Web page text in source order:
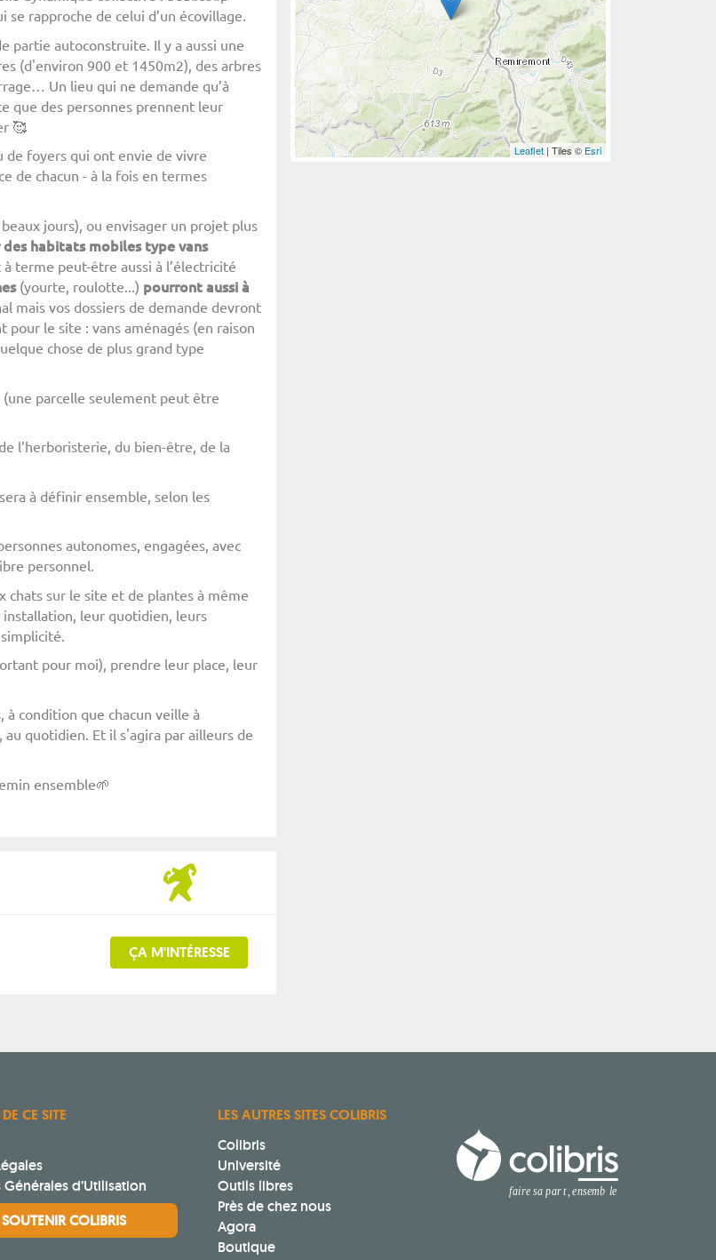
rapproche de celui d’un écovillage.
partie autoconstruite. Il y a aussi une
(d'environ 900 et 1450m2), des arbres
Un lieu qui ne demande qu’à
que des personnes prennent leur
🥰
de foyers qui ont envie de vivre
de chacun - à la fois en termes
jours), ou envisager un projet plus
des habitats mobiles typevans
terme peut-être aussi à l’électricité
(yourte, roulotte...) pourrontaussià
mais vos dossiers de demande devront
le site : vans aménagés (en raison
chose de plus grand type
parcelle seulement peut être
l’herboristerie, du bien-être, de la
à définir ensemble, selon les
autonomes, engagées, avec
personnel.
chats sur le site et de plantes à même
installation, leur quotidien, leurs
pour moi), prendre leur place, leur
condition que chacun veille à
quotidien. Et il s'agira par ailleurs de
ensemble🌱
ÇA M'INTÉRESSE
Leaflet | Tiles © Esri
CE SITE
d’Utilisation
COLIBRIS
LES AUTRES SITES COLIBRIS
Colibris
Université
Outils libres
Près de chez nous
Agora
Boutique